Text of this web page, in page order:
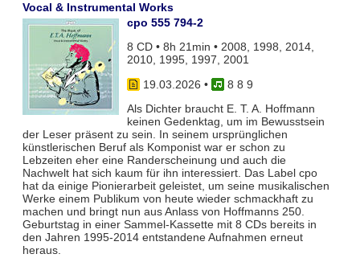
Vocal & Instrumental Works
cpo 555 794-2
8 CD • 8h 21min • 2008, 1998, 2014,
2010, 1995, 1997, 2001
19.03.2026 •
8 8 9
Als Dichter braucht E. T. A. Hoffmann
keinen Gedenktag, um im Bewusstsein
der Leser präsent zu sein. In seinem ursprünglichen
künstlerischen Beruf als Komponist war er schon zu
Lebzeiten eher eine Randerscheinung und auch die
Nachwelt hat sich kaum für ihn interessiert. Das Label cpo
hat da einige Pionierarbeit geleistet, um seine musikalischen
Werke einem Publikum von heute wieder schmackhaft zu
machen und bringt nun aus Anlass von Hoffmanns 250.
Geburtstag in einer Sammel-Kassette mit 8 CDs bereits in
den Jahren 1995-2014 entstandene Aufnahmen erneut
heraus.